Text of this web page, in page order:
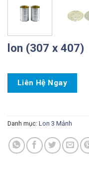
lon (307 x 407)
Liên Hệ Ngay
Danh mục: Lon 3 Mảnh